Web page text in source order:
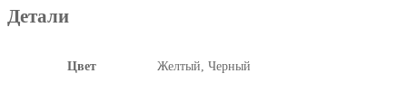
Детали
Цвет Желтый, Черный